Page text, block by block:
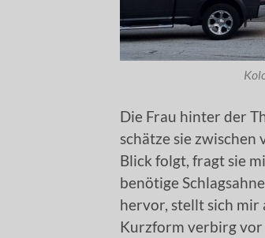
Die Frau hinter der
schätze sie zwischen
Blick folgt, fragt sie
benötige
hervor, stellt sich mir
Kurzform verbirg vor